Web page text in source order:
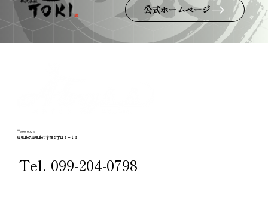
公式ホームページ
〒890-0073
鹿児島県鹿児島市宇宿２丁目８－１８
Tel. 099-204-0798